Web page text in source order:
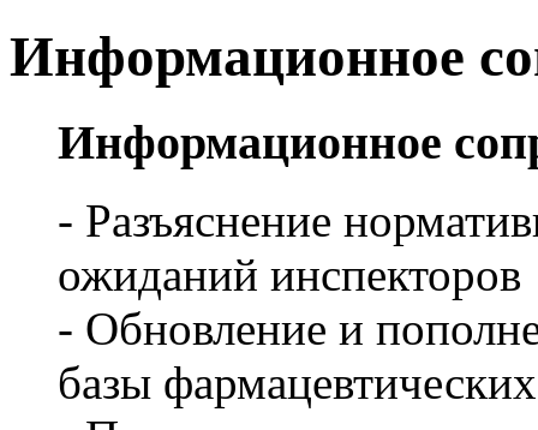
Информационное
Информационное
- Разъяснение
ожиданий инспекторов
- Обновление и
базы